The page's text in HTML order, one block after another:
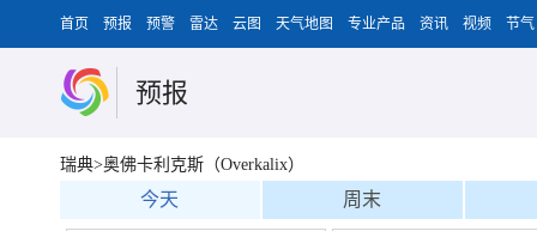
首页 预报 预警 雷达 云图 天气地图 专业产品 资讯 视频 节气
预报
瑞典>奥佛卡利克斯（Overkalix）
今天 周末